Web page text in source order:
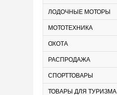
ЛОДОЧНЫЕ МОТОРЫ
МОТОТЕХНИКА
ОХОТА
РАСПРОДАЖА
СПОРТТОВАРЫ
ТОВАРЫ ДЛЯ ТУРИЗМА